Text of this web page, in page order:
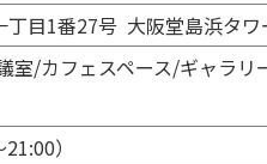
目1番27号 大阪堂島浜タ
/カフェスペース/ギャラリ
）